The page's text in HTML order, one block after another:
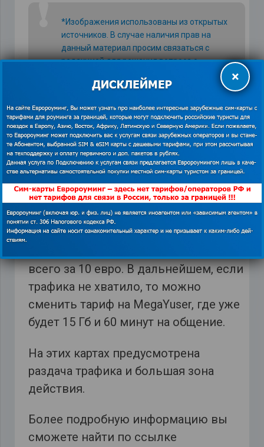
*Изображения использованы из открытых
источников. В случае наличия прав на
данный материал просим связаться с
редакцией для решения вопроса о
удаления изображения.Показать
Интернет из подключенных пакетов можно
раздавать на сторонние устройства и по мере
необходимости пакеты можно переподключать.
Выгодные предложения есть и у
оператора Vodafone. На сим картах
оператор подключает тариф Yuser с
пакетом на 5 Гб и 15 минут звонков
всего за 10 евро. В дальнейшем, если
трафика не хватило, то можно
сменить тариф на MegaYuser, где уже
будет 15 Гб и 60 минут на общение.
На этих картах предусмотрена
раздача трафика и большая зона
действия.
Более подробную информацию вы
сможете найти по ссылке
×